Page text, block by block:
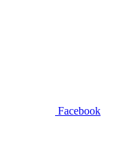
Facebook